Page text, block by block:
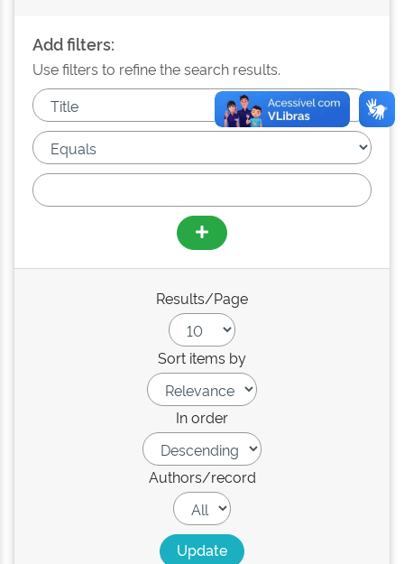
Add filters:
Use filters to refine the search results.
Results/Page
Sort items by
In order
Authors/record